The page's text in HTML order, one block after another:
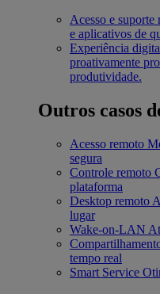
Acesso e suporte
e aplicativos de
Experiência
proativamente
produtividade.
Outros casos
Acesso remoto
segura
Controle remoto
plataforma
Desktop remoto
lugar
Wake-on-LAN
tempo real
Smart Service